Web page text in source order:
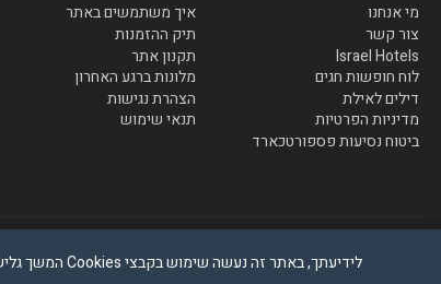
מי אנחנו
איך משתמשים באתר
צור קשר
תיק ההזמנות
Israel Hotels
תקנון אתר
לוח חופשות חגים
מלונות ברגע האחרון
דילים לאילת
הצהרת נגישות
מדיניות הפרטיות
תנאי שימוש
ביטוח נסיעות פספורטכארד
© בייטק תקשורת בע"מ - כל הזכויות שמורות
לידיעתך, באתר זה נעשה שימוש בקבצי Cookies המשך גלישה באתר מהווה הסכמה לשימוש זה, למידע נוסף ניתן לעיין במדיניות הפרטיות